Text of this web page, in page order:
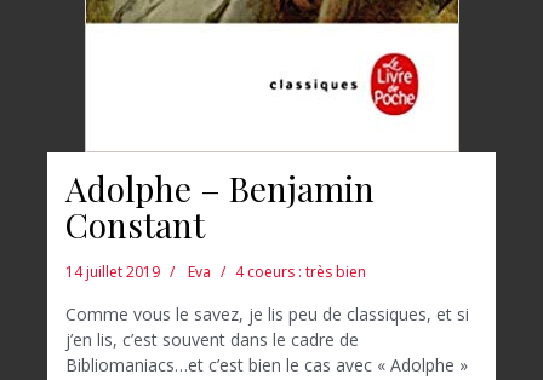
Adolphe – Benjamin
Constant
14 juillet 2019 Eva 4 coeurs : très bien
Comme vous le savez, je lis peu de classiques, et si
j’en lis, c’est souvent dans le cadre de
Bibliomaniacs…et c’est bien le cas avec « Adolphe »